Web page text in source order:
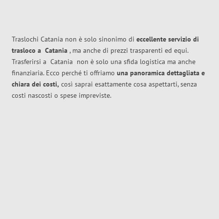
Traslochi Catania non è solo sinonimo di eccellente servizio di
trasloco a Catania , ma anche di prezzi trasparenti ed equi.
Trasferirsi a Catania non è solo una sfida logistica ma anche
finanziaria. Ecco perché ti offriamo una panoramica dettagliata e
chiara dei costi, così saprai esattamente cosa aspettarti, senza
costi nascosti o spese impreviste.